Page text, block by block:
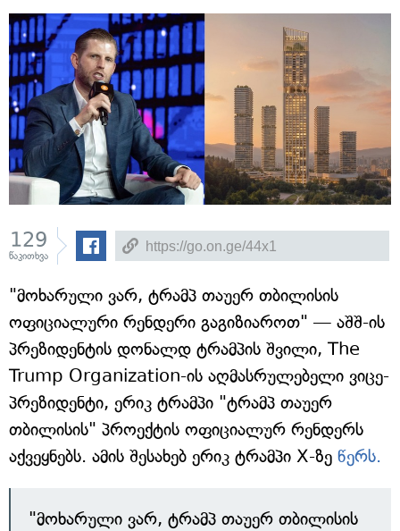
129
წაკითხვა
"მოხარული ვარ, ტრამპ თაუერ თბილისის
ოფიციალური რენდერი გაგიზიაროთ" — აშშ-ის
პრეზიდენტის დონალდ ტრამპის შვილი, The
Trump Organization-ის აღმასრულებელი ვიცე-
პრეზიდენტი, ერიკ ტრამპი "ტრამპ თაუერ
თბილისის" პროექტის ოფიციალურ რენდერს
აქვეყნებს. ამის შესახებ ერიკ ტრამპი X-ზე წერს.
"მოხარული ვარ, ტრამპ თაუერ თბილისის